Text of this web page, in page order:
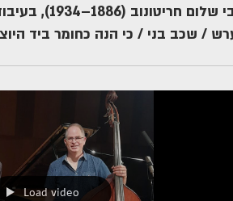
רבי שלום
/ שכב בני / כי הנה כחומר ביד היוצר
Load video